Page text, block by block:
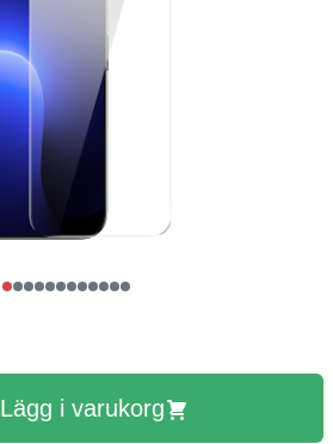
Lägg i varukorg